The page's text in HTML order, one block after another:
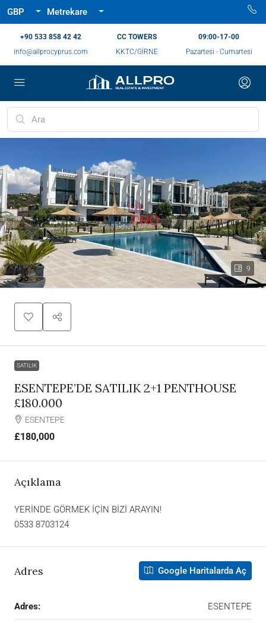
GBP Metrekare
‪+90 533 858 42 42‬
info@allprocyprus.com
CC TOWERS
KKTC/GİRNE
09:00-17-00
Pazartesi - Cumartesi
9
SATILIK
ESENTEPE’DE SATILIK 2+1 PENTHOUSE
£180.000
ESENTEPE
£180,000
Açıklama
YERİNDE GÖRMEK İÇİN BİZİ ARAYIN!
0533 8703124
Adres Google Haritalarda Aç
Adres: ESENTEPE